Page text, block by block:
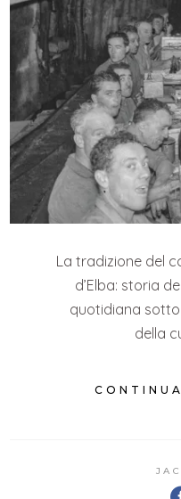
La tradizione del
d’Elba: storia
quotidiana
della